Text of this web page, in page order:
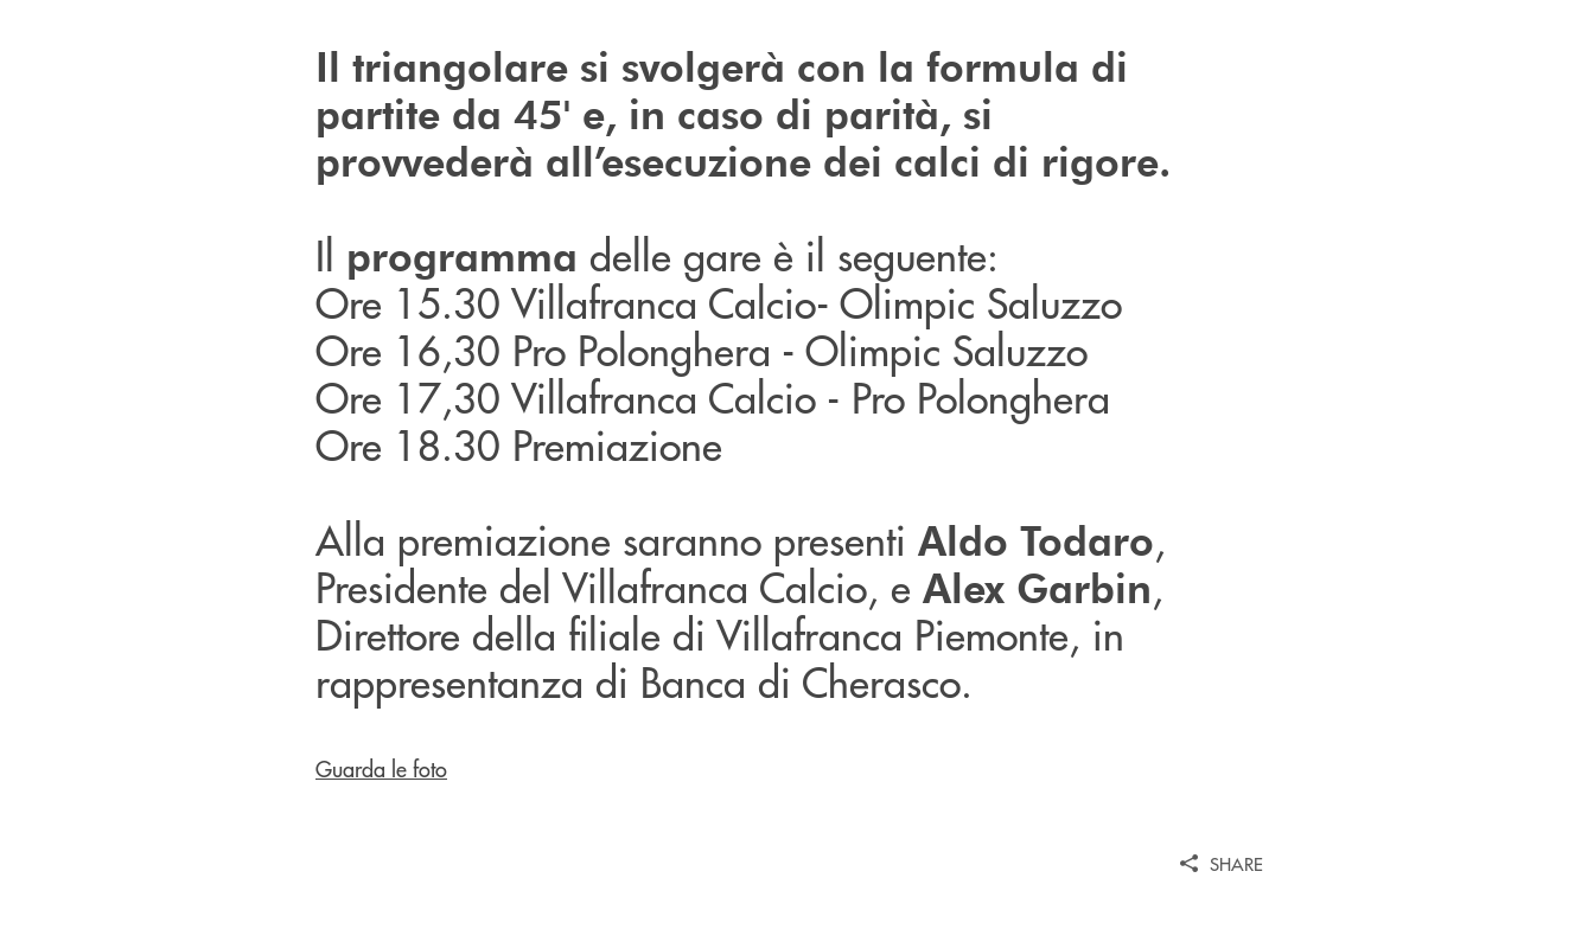
Il triangolare si svolgerà con la formula di
partite da 45' e, in caso di parità, si
provvederà all’esecuzione dei calci di rigore.
Il programma delle gare è il seguente:
Ore 15.30 Villafranca Calcio- Olimpic Saluzzo
Ore 16,30 Pro Polonghera - Olimpic Saluzzo
Ore 17,30 Villafranca Calcio - Pro Polonghera
Ore 18.30 Premiazione
Alla premiazione saranno presenti Aldo Todaro,
Presidente del Villafranca Calcio, e Alex Garbin,
Direttore della filiale di Villafranca Piemonte, in
rappresentanza di Banca di Cherasco.
Guarda le foto
SHARE